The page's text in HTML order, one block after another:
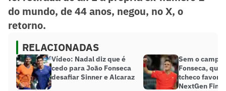
do mundo, de 44 anos, negou, no X, o
retorno.
RELACIONADAS
Vídeo: Nadal diz que é
cedo para João Fonseca
desafiar Sinner e Alcaraz
Sem o
Fonseca,
tcheco
NextGen